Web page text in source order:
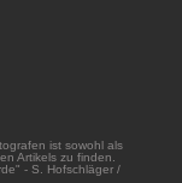
ist sowohl als
Artikels zu finden.
- S. Hofschläger /